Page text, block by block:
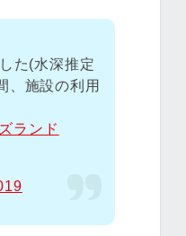
た(水深推定
、施設の利用
ランド